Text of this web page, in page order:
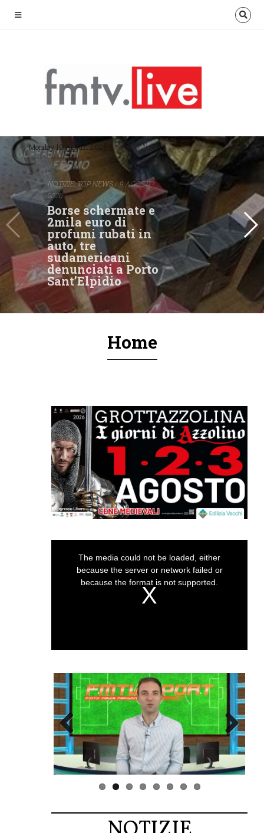
Monday 10 August 2026
NOTIZIE,TOP NEWS/ 9 AGOSTO
2026
Borse schermate e
2mila euro di
profumi rubati in
auto, tre
sudamericani
denunciati a Porto
Sant’Elpidio
Home
The media could not be loaded, either
because the server or network failed or
because the format is not supported.
Previous
NOTIZIE